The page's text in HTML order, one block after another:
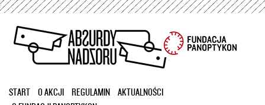
Przejdź
treści
START O AKCJI REGULAMIN
AKTUALNOŚCI